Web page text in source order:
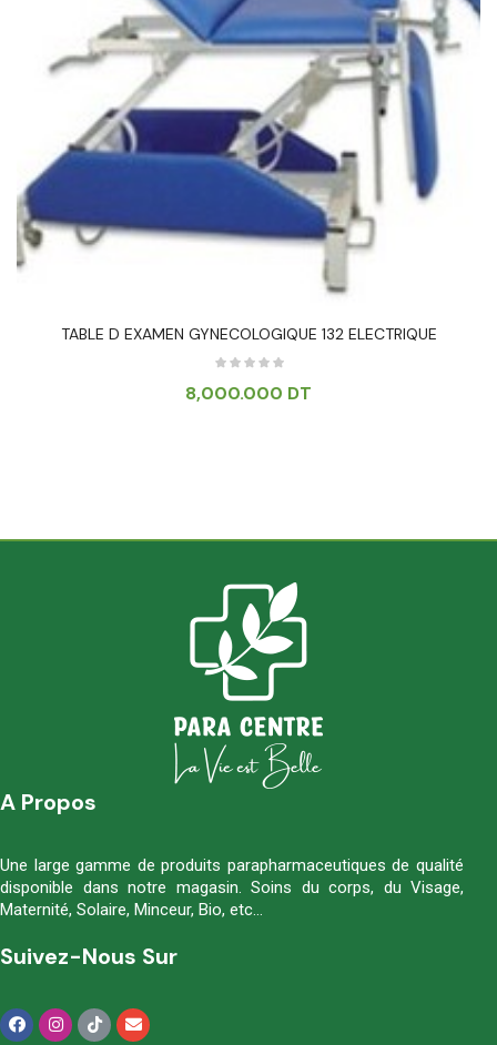
TABLE D EXAMEN GYNECOLOGIQUE 132 ELECTRIQUE
8,000.000 DT
A Propos
Une large gamme de produits parapharmaceutiques de qualité
disponible dans notre magasin. Soins du corps, du Visage,
Maternité, Solaire, Minceur, Bio, etc…
Suivez-Nous Sur